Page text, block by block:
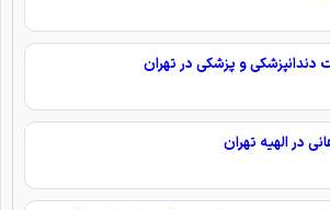
و پزشکی در تهران
در الهیه تهران